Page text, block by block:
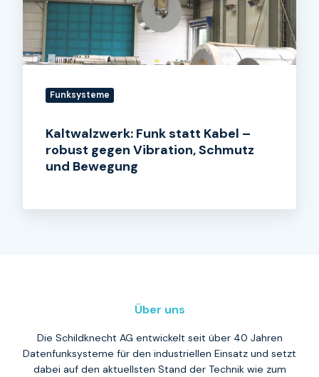
robust
gegen
Vibration,
Schmutz
Bewegung
Funksysteme
Kaltwalzwerk: Funk statt Kabel –
robust gegen Vibration, Schmutz
und Bewegung
Über uns
Die Schildknecht AG entwickelt seit über 40 Jahren
Datenfunksysteme für den industriellen Einsatz und setzt
dabei auf den aktuellsten Stand der Technik wie zum